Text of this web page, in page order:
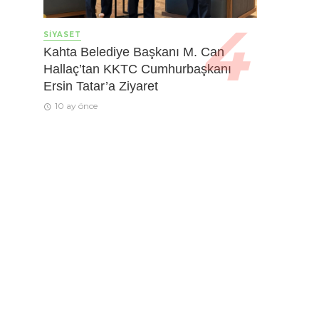
SIYASET
Kahta Belediye Başkanı M. Can
Hallaç’tan KKTC Cumhurbaşkanı
Ersin Tatar’a Ziyaret
10 ay önce